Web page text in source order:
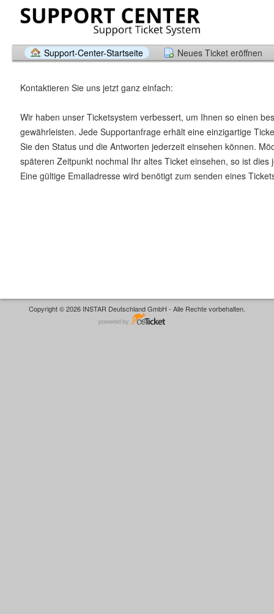
Support-Center-Startseite Neues Ticket eröffnen
Kontaktieren Sie uns jetzt ganz einfach:
Wir haben unser Ticketsystem verbessert, um Ihnen so einen
gewährleisten. Jede Supportanfrage erhält eine einzigartige
Sie den Status und die Antworten jederzeit einsehen können.
späteren Zeitpunkt nochmal Ihr altes Ticket einsehen, so ist dies
Eine gültige Emailadresse wird benötigt zum senden eines
Copyright © 2026 INSTAR Deutschland GmbH - Alle Rechte vorbehalten.